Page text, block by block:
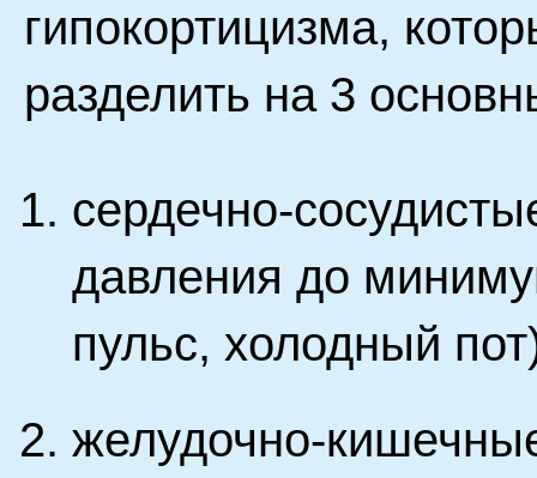
гипокортицизма,
разделить на 3
сердечно-
давления до
пульс, холодный
желудочно-